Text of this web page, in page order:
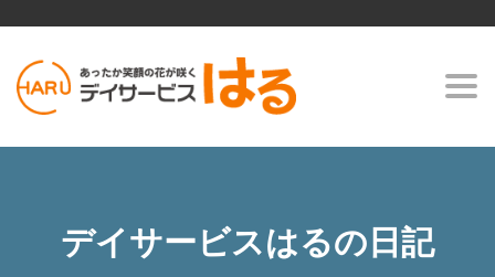
デイサービスはるの日記